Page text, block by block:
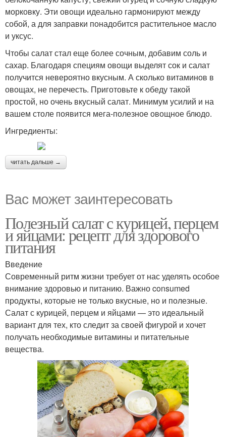
морковку. Эти овощи идеально гармонируют между
собой, а для заправки понадобится растительное масло
и уксус.
Чтобы салат стал еще более сочным, добавим соль и
сахар. Благодаря специям овощи выделят сок и салат
получится невероятно вкусным. А сколько витаминов в
овощах, не перечесть. Приготовьте к обеду такой
простой, но очень вкусный салат. Минимум усилий и на
вашем столе появится мега-полезное овощное блюдо.
Ингредиенты:
читать дальше →
Вас может заинтересовать
Полезный салат с курицей, перцем
и яйцами: рецепт для здорового
питания
Введение
Современный ритм жизни требует от нас уделять особое
внимание здоровью и питанию. Важно consumed
продукты, которые не только вкусные, но и полезные.
Салат с курицей, перцем и яйцами — это идеальный
вариант для тех, кто следит за своей фигурой и хочет
получать необходимые витамины и питательные
вещества.